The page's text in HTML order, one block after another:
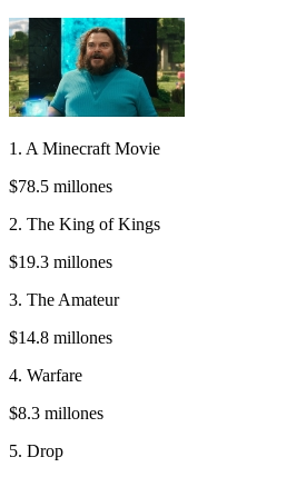
1. A Minecraft Movie
$78.5 millones
2. The King of Kings
$19.3 millones
3. The Amateur
$14.8 millones
4. Warfare
$8.3 millones
5. Drop